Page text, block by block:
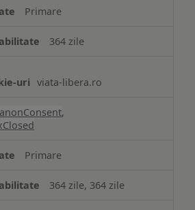
Primare
364 zile
viata-libera.ro
,
Primare
364 zile, 364 zile